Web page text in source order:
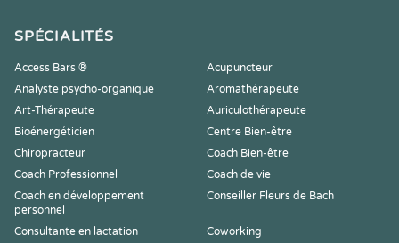
SPÉCIALITÉS
Access Bars ®
Acupuncteur
Analyste psycho-organique
Aromathérapeute
Art-Thérapeute
Auriculothérapeute
Bioénergéticien
Centre Bien-être
Chiropracteur
Coach Bien-être
Coach Professionnel
Coach de vie
Coach en développement
personnel
Conseiller Fleurs de Bach
Consultante en lactation
Coworking